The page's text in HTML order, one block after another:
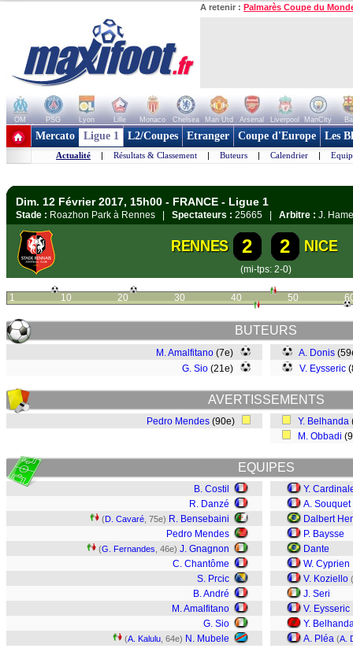
A retenir : Palmarès Coupe du
OM PSG Lyon Lille Monaco Chelsea Man Utd Arsenal Liverpool ManCity
+ de clubs
Mercato Ligue 1 L2/Coupes Etranger Coupe d'Europe Les
Actualité | Résultats & Classement | Buteurs | Calendrier |
Dim. 12 Février 2017, 15h00 - FRANCE - Ligue 1
Stade : Roazhon Park à Rennes | Spectateurs : 25665 | Arbitre : J.
RENNES 2 2 NICE
(mi-tps: 2-0)
1 10 20 30 40 50
BUTEURS
M. Amalfitano (7e)
G. Sio (21e)
A. Donis
V. Eysseric
AVERTISSEMENTS
Pedro Mendes (90e) Y. Belhanda
M. Obbadi
EQUIPES
B. Costil
R. Danzé
(D. Cavaré , 75e) R. Bensebaini
Pedro Mendes
(G. Fernandes , 46e) J. Gnagnon
C. Chantôme
S. Prcic
B. André
M. Amalfitano
G. Sio
(A. Kalulu , 64e) N. Mubele
Y.
A. Souquet
Dalbert
P. Baysse
Dante
W. Cyprien
V. Koziello (
J. Seri
V. Eysseric
Y.
A. Pléa (A.